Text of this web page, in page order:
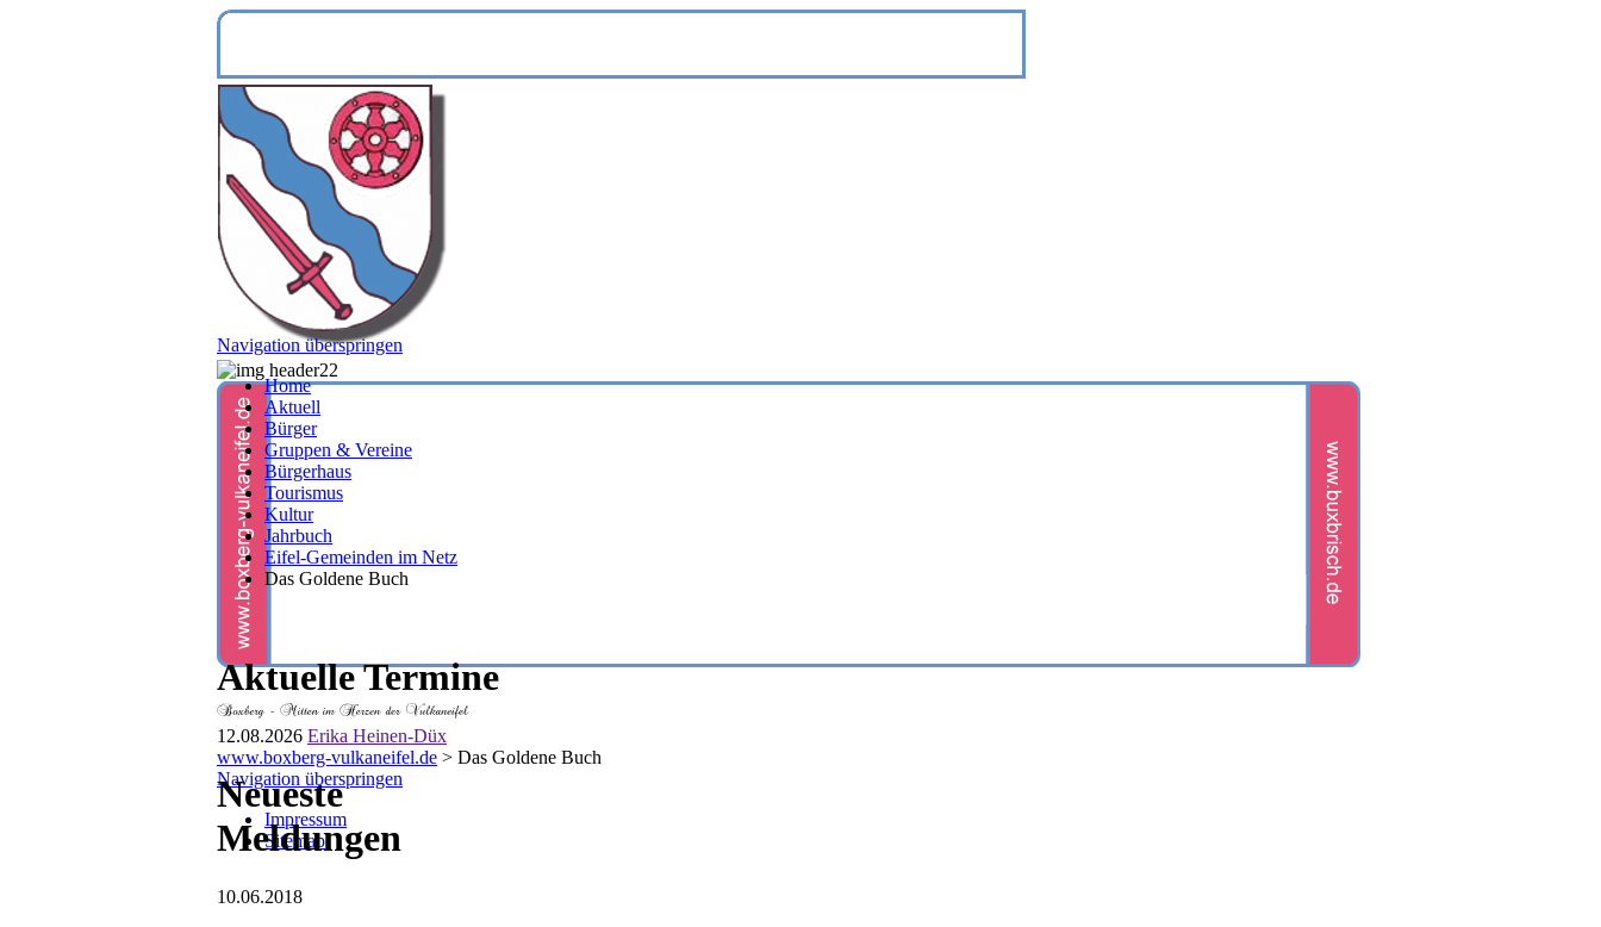
www.boxberg-vulkaneifel.de > Das Goldene Buch
Navigation überspringen
Impressum
Sitemap
Navigation überspringen
Home
Aktuell
Bürger
Gruppen & Vereine
Bürgerhaus
Tourismus
Kultur
Jahrbuch
Eifel-Gemeinden im Netz
Das Goldene Buch
Aktuelle Termine
12.08.2026 Erika Heinen-Düx
Neueste
Meldungen
10.06.2018